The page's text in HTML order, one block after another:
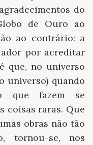
do
de Ouro ao
ao contrário: a
por acreditar
que, no universo
universo) quando
que fazem se
coisas raras. Que
obras não tão
tornou-se, nos